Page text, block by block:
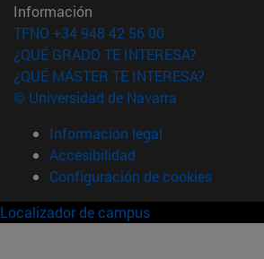
Información
TFNO +34 948 42 56 00
¿QUÉ GRADO TE INTERESA?
¿QUÉ MÁSTER TE INTERESA?
© Universidad de Navarra
Información legal
Accesibilidad
Configuración de cookies
Localizador de campus